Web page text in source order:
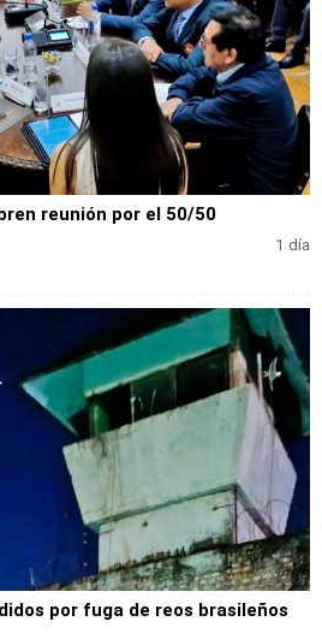
reunión por el 50/50
1 día
por fuga de reos brasileños